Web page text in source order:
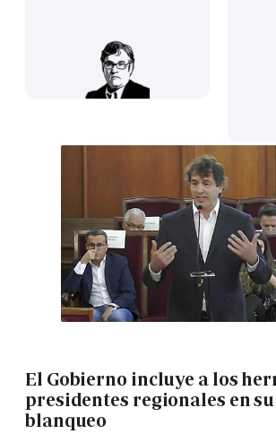
El Gobierno incluye a los
presidentes regionales en
blanqueo